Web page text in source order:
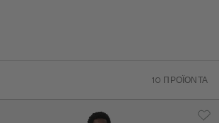
10 ΠΡΟΪΌΝΤΑ